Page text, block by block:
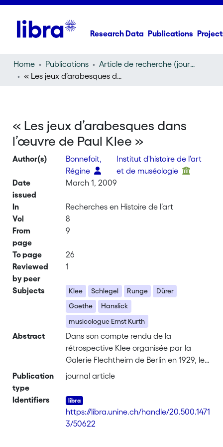
Research Data Publications
Home Publications
Article de recherche (journal article)
« Les jeux d’arabesques dans l’œuvre de Paul Klee »
« Les jeux d’arabesques dans
l’œuvre de Paul Klee »
Author(s)
Bonnefoit,
Régine
Institut d'histoire de l'art
et de muséologie
Date
issued
March 1, 2009
In
Recherches en Histoire de l’art
Vol
8
From
page
9
To page
26
Reviewed
by peer
1
Subjects Klee Schlegel Runge
Dürer
Goethe
Hanslick
musicologue Ernst Kurth
Abstract
Dans son compte rendu de la
rétrospective Klee organisée par la
Galerie Flechtheim de Berlin en 1929, le
critique d’art allemand Karl Scheffler
manifestement fasciné par les dessins
de Dürer illustrant les marges du Livre
de prières de l’empereur Maximilien Ier,
Publication
type
journal article
Identifiers
https://libra.unine.ch/handle/20.500.1471
3/50622